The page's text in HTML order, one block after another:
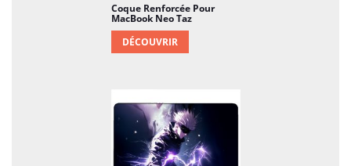
Coque Renforcée Pour
MacBook Neo Taz
DÉCOUVRIR